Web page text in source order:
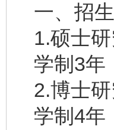
一、招
1.硕士
学制3年
2.博士
学制4年